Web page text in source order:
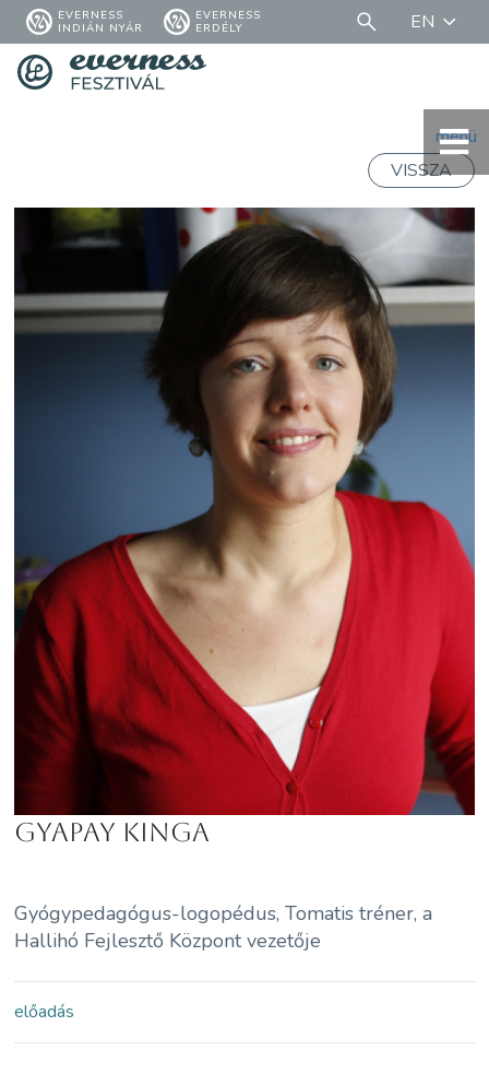
EVERNESS
INDIÁN NYÁR
EVERNESS
ERDÉLY
EN
menü
VISSZA
Gyapay Kinga
Gyógypedagógus-logopédus, Tomatis tréner, a
Hallihó Fejlesztő Központ vezetője
előadás